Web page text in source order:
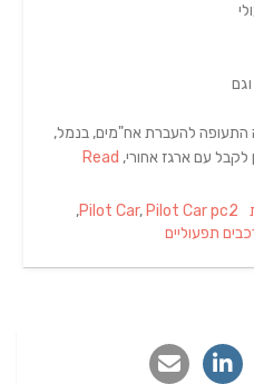
התעופה להעברת אח"מים, בנמל,
לקבל עם ארגז אחורי, Read
Tags
Pilot Car, Pilot Car pc2
,
תפעוליים